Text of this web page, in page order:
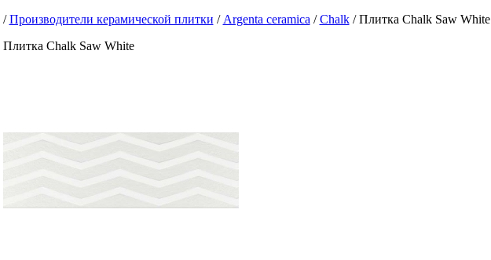
/Производители керамической плитки / Argenta ceramica /Chalk/ Плитка Chalk Saw White
Плитка Chalk Saw White